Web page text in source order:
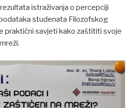
istraživanja o percepciji
studenata Filozofskog
praktični savjeti kako zaštititi svoje